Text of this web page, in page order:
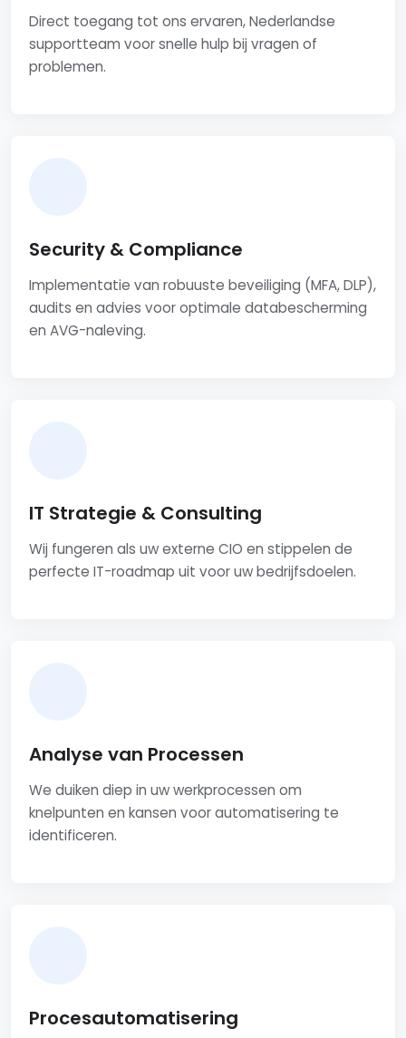
Direct toegang tot ons ervaren, Nederlandse
supportteam voor snelle hulp bij vragen of
problemen.
Security & Compliance
Implementatie van robuuste beveiliging (MFA, DLP),
audits en advies voor optimale databescherming
en AVG-naleving.
IT Strategie & Consulting
Wij fungeren als uw externe CIO en stippelen de
perfecte IT-roadmap uit voor uw bedrijfsdoelen.
Analyse van Processen
We duiken diep in uw werkprocessen om
knelpunten en kansen voor automatisering te
identificeren.
Procesautomatisering